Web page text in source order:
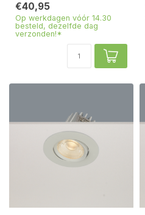
€40,95
Op werkdagen vóór 14.30
besteld, dezelfde dag
verzonden!*